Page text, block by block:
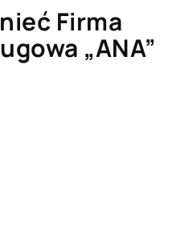
Firma
„ANA”